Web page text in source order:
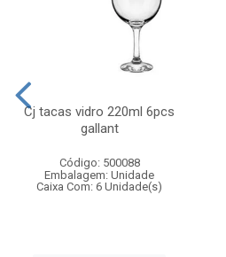
Cj tacas vidro 220ml 6pcs
gallant
Código: 500088
Embalagem: Unidade
Caixa Com: 6 Unidade(s)